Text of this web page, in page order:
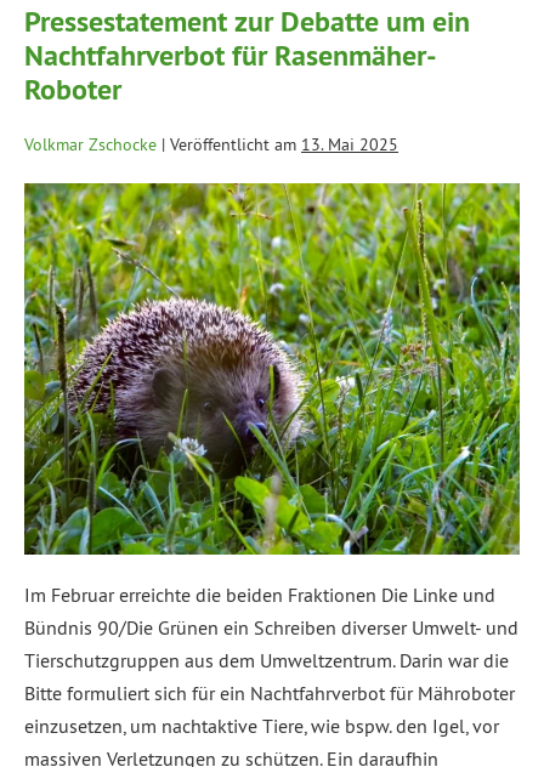
Pressestatement zur Debatte um ein
Nachtfahrverbot für Rasenmäher-
Roboter
Volkmar Zschocke | Veröffentlicht am 13. Mai 2025
Im Februar erreichte die beiden Fraktionen Die Linke und
Bündnis 90/Die Grünen ein Schreiben diverser Umwelt- und
Tierschutzgruppen aus dem Umweltzentrum. Darin war die
Bitte formuliert sich für ein Nachtfahrverbot für Mähroboter
einzusetzen, um nachtaktive Tiere, wie bspw. den Igel, vor
massiven Verletzungen zu schützen. Ein daraufhin